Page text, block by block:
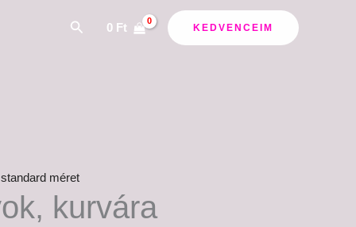
Search
0 Ft KEDVENCEIM
méret
kurvára